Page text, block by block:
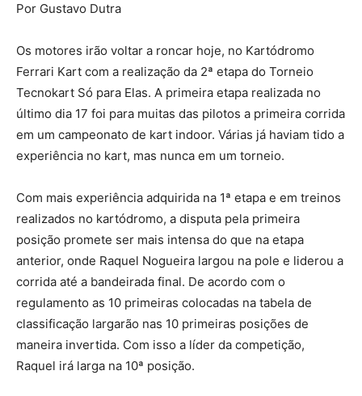
Por Gustavo Dutra
Os motores irão voltar a roncar hoje, no Kartódromo
Ferrari Kart com a realização da 2ª etapa do Torneio
Tecnokart Só para Elas. A primeira etapa realizada no
último dia 17 foi para muitas das pilotos a primeira corrida
em um campeonato de kart indoor. Várias já haviam tido a
experiência no kart, mas nunca em um torneio.
Com mais experiência adquirida na 1ª etapa e em treinos
realizados no kartódromo, a disputa pela primeira
posição promete ser mais intensa do que na etapa
anterior, onde Raquel Nogueira largou na pole e liderou a
corrida até a bandeirada final. De acordo com o
regulamento as 10 primeiras colocadas na tabela de
classificação largarão nas 10 primeiras posições de
maneira invertida. Com isso a líder da competição,
Raquel irá larga na 10ª posição.